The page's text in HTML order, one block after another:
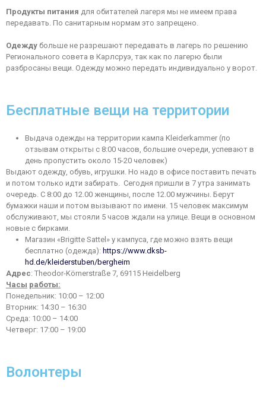
Продукты питания для обитателей лагеря мы не имеем права
передавать. По санитарным нормам это запрещено.
Одежду больше не разрешают передавать в лагерь по решению
Регионального совета в Карлсруэ, так как по лагерю были
разбросаны вещи. Одежду можно передать индивидуально у ворот.
Бесплатные вещи на территории
Выдача одежды на территории кампа Kleiderkammer (по
отзывам открыты с 8:00 часов, большие очереди, успевают в
день пропустить около 15-20 человек)
Выдают одежду, обувь, игрушки. Но надо в офисе поставить печать
и потом только идти забирать. Сегодня пришли в 7 утра занимать
очередь. С 8:00 до 12.00 женщины, после 12.00 мужчины. Берут
бумажки наши и потом вызывают по имени. 15 человек максимум
обслуживают, мы стояли 5 часов ждали на улице. Вещи в основном
новые с бирками.
Магазин «Brigitte Sattel» у кампуса, где можно взять вещи
бесплатно (одежда): https://www.dksb-
hd.de/kleiderstuben/bergheim
Адрес: Theodor-Körnerstraße 7, 69115 Heidelberg
Часы работы:
Понедельник: 10:00 – 12:00
Вторник: 14:30 – 16:30
Среда: 10:00 – 14:00
Четверг: 17:00 – 19:00
Волонтеры